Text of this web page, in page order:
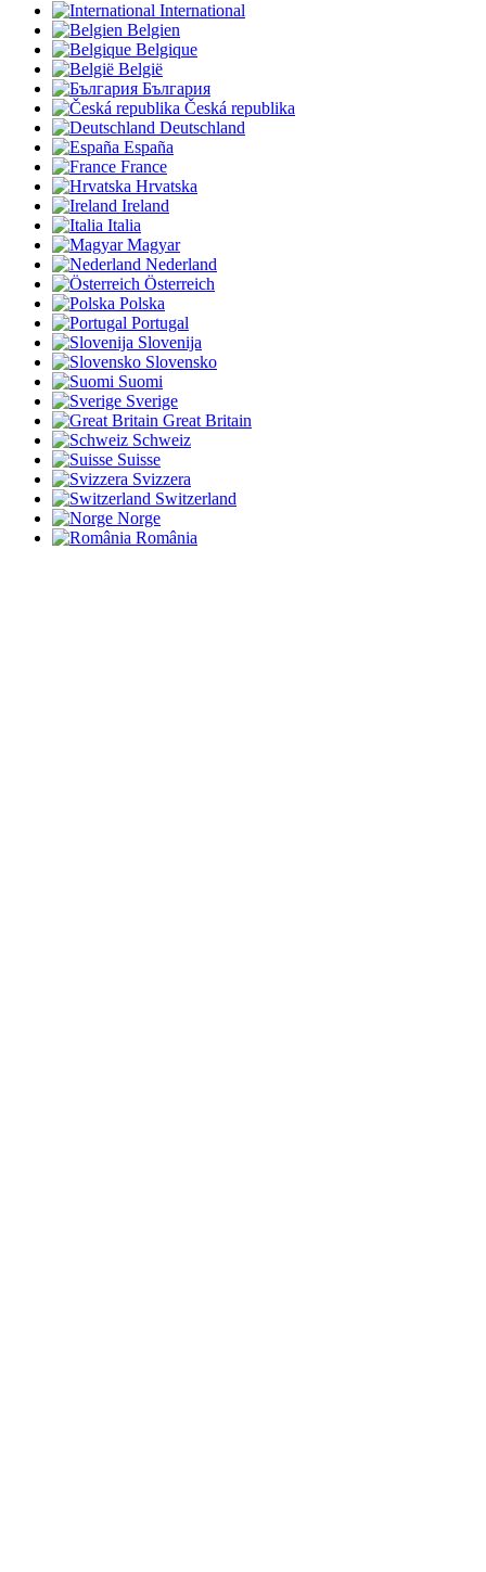
International
Belgien
Belgique
België
България
Česká republika
Deutschland
España
France
Hrvatska
Ireland
Italia
Magyar
Nederland
Österreich
Polska
Portugal
Slovenija
Slovensko
Suomi
Sverige
Great Britain
Schweiz
Suisse
Svizzera
Switzerland
Norge
România